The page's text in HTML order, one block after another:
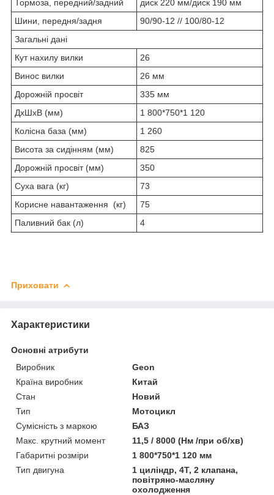
Тормоза, передний/задний
диск 220 мм/диск 190 мм
Шини, передня/задня
90/90-12 // 100/80-12
Загальні дані
Кут нахилу вилки
26
Винос вилки
26 мм
Дорожній просвіт
335 мм
ДхШхВ (мм)
1 800*750*1 120
Колісна база (мм)
1 260
Висота за сидінням (мм)
825
Дорожній просвіт (мм)
350
Суха вага (кг)
73
Корисне навантаження (кг)
75
Паливний бак (л)
4
Приховати
Характеристики
Основні атрибути
Виробник
Geon
Країна виробник
Китай
Стан
Новий
Тип
Мотоцикл
Сумісність з маркою
БАЗ
Макс. крутний момент
11,5 / 8000 (Нм /при об/хв)
Габаритні розміри
1 800*750*1 120 мм
Тип двигуна
1 циліндр, 4Т, 2 клапана,
повітряно-масляну
охолодження